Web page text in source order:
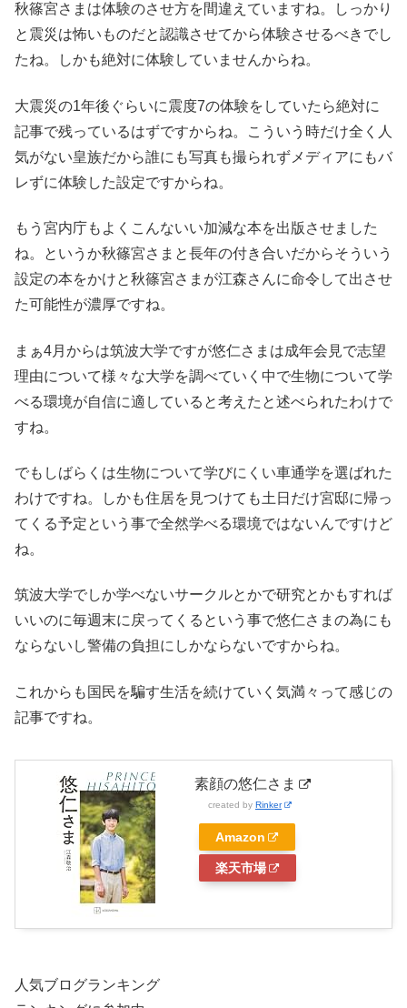
秋篠宮さまは体験のさせ方を間違えていますね。しっかり
と震災は怖いものだと認識させてから体験させるべきでし
たね。しかも絶対に体験していませんからね。
大震災の1年後ぐらいに震度7の体験をしていたら絶対に
記事で残っているはずですからね。こういう時だけ全く人
気がない皇族だから誰にも写真も撮られずメディアにもバ
レずに体験した設定ですからね。
もう宮内庁もよくこんないい加減な本を出版させました
ね。というか秋篠宮さまと長年の付き合いだからそういう
設定の本をかけと秋篠宮さまが江森さんに命令して出させ
た可能性が濃厚ですね。
まぁ4月からは筑波大学ですが悠仁さまは成年会見で志望
理由について様々な大学を調べていく中で生物について学
べる環境が自信に適していると考えたと述べられたわけで
すね。
でもしばらくは生物について学びにくい車通学を選ばれた
わけですね。しかも住居を見つけても土日だけ宮邸に帰っ
てくる予定という事で全然学べる環境ではないんですけど
ね。
筑波大学でしか学べないサークルとかで研究とかもすれば
いいのに毎週末に戻ってくるという事で悠仁さまの為にも
ならないし警備の負担にしかならないですからね。
これからも国民を騙す生活を続けていく気満々って感じの
記事ですね。
素顔の悠仁さま
created by Rinker
Amazon
楽天市場
人気ブログランキング